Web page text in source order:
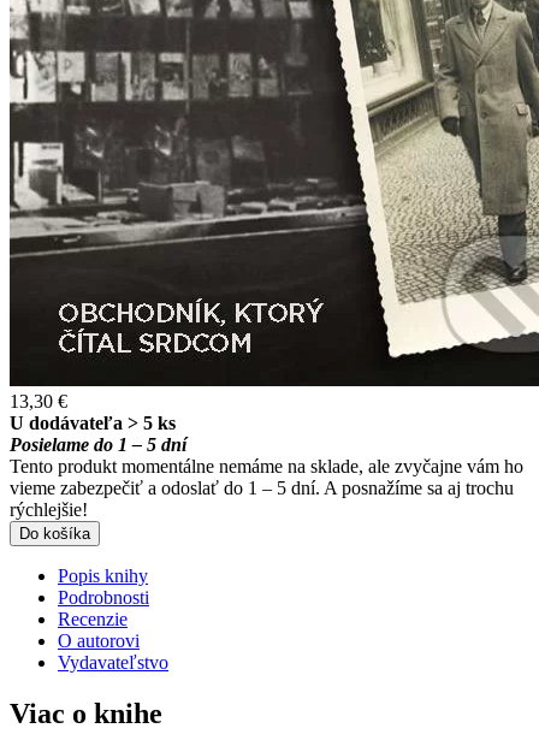
13,30 €
U dodávateľa > 5 ks
Posielame do 1 – 5 dní
Tento produkt momentálne nemáme na sklade, ale zvyčajne vám ho
vieme zabezpečiť a odoslať do 1 – 5 dní. A posnažíme sa aj trochu
rýchlejšie!
Do košíka
Popis knihy
Podrobnosti
Recenzie
O autorovi
Vydavateľstvo
Viac o knihe